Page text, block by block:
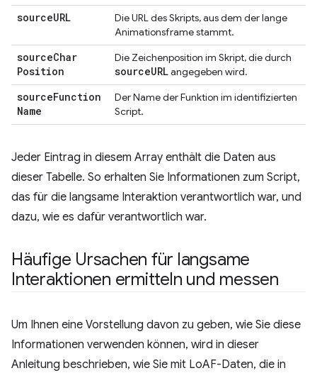
sourceURL
Die URL des Skripts, aus dem der lange
Animationsframe stammt.
sourceChar
Position
Die Zeichenposition im Skript, die durch
sourceURLangegeben wird.
sourceFunction
Name
Der Name der Funktion im identifizierten
Script.
Jeder Eintrag in diesem Array enthält die Daten aus
dieser Tabelle. So erhalten Sie Informationen zum Script,
das für die langsame Interaktion verantwortlich war, und
dazu, wie es dafür verantwortlich war.
Häufige Ursachen für langsame
Interaktionen ermitteln und messen
Um Ihnen eine Vorstellung davon zu geben, wie Sie diese
Informationen verwenden können, wird in dieser
Anleitung beschrieben, wie Sie mit LoAF-Daten, die in